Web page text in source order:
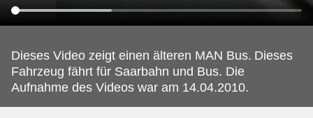
Dieses Video zeigt einen älteren MAN Bus. Dieses
Fahrzeug fährt für Saarbahn und Bus. Die
Aufnahme des Videos war am 14.04.2010.